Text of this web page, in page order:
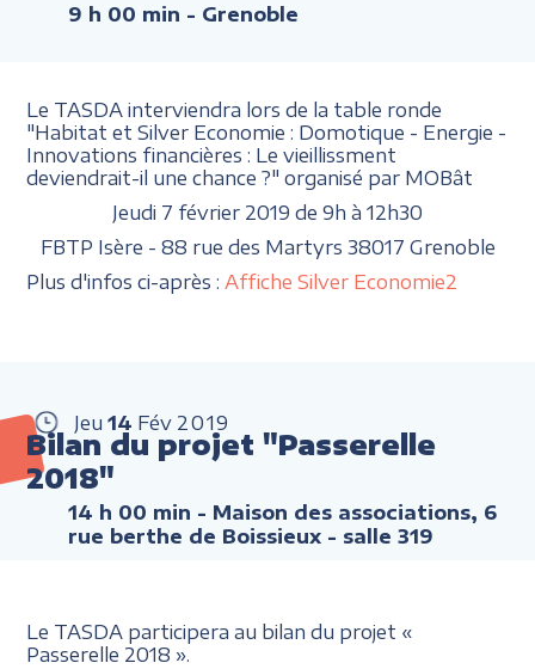
9 h 00 min - Grenoble
Le TASDA interviendra lors de la table ronde
"Habitat et Silver Economie : Domotique - Energie -
Innovations financières : Le vieillissment
deviendrait-il une chance ?" organisé par MOBât
Jeudi 7 février 2019 de 9h à 12h30
FBTP Isère - 88 rue des Martyrs 38017 Grenoble
Plus d'infos ci-après : Affiche Silver Economie2
Jeu 14 Fév 2019
Bilan du projet "Passerelle
2018"
14 h 00 min - Maison des associations, 6
rue berthe de Boissieux - salle 319
Le TASDA participera au bilan du projet «
Passerelle 2018 ».